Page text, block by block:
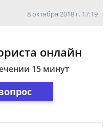
8 октября 2018 г. 17:19
онлайн
15 минут